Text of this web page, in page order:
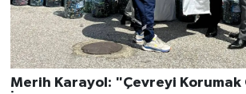
Merih Karayol: "Çevreyi Korumak